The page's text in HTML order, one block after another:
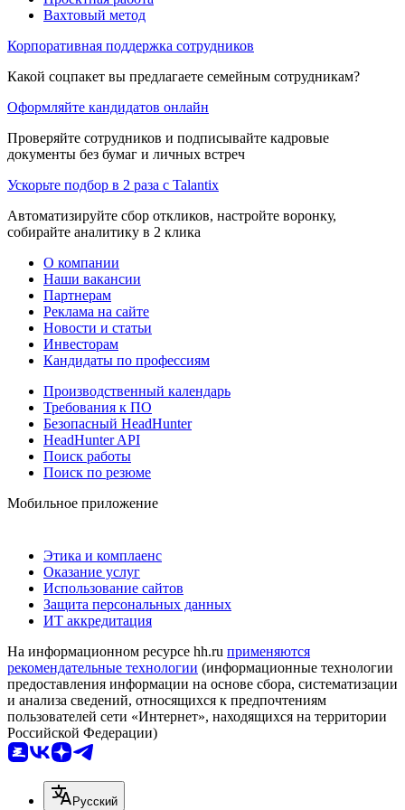
Вахтовый метод
Корпоративная поддержка сотрудников
Какой соцпакет вы предлагаете семейным сотрудникам?
Оформляйте кандидатов онлайн
Проверяйте сотрудников и подписывайте кадровые
документы без бумаг и личных встреч
Ускорьте подбор в 2 раза с Talantix
Автоматизируйте сбор откликов, настройте воронку,
собирайте аналитику в 2 клика
О компании
Наши вакансии
Партнерам
Реклама на сайте
Новости и статьи
Инвесторам
Кандидаты по профессиям
Производственный календарь
Требования к ПО
Безопасный HeadHunter
HeadHunter API
Поиск работы
Поиск по резюме
Мобильное приложение
Этика и комплаенс
Оказание услуг
Использование сайтов
Защита персональных данных
ИТ аккредитация
На информационном ресурсе hh.ru применяются
рекомендательные технологии (информационные технологии
предоставления информации на основе сбора, систематизации
и анализа сведений, относящихся к предпочтениям
пользователей сети «Интернет», находящихся на территории
Российской Федерации)
Русский